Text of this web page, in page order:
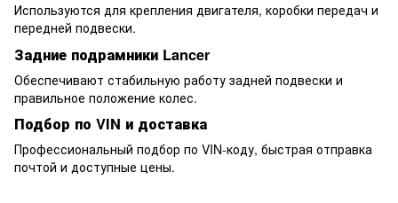
Используются для крепления двигателя, коробки передач и
передней подвески.
Задние подрамники Lancer
Обеспечивают стабильную работу задней подвески и
правильное положение колес.
Подбор по VIN и доставка
Профессиональный подбор по VIN-коду, быстрая отправка
почтой и доступные цены.